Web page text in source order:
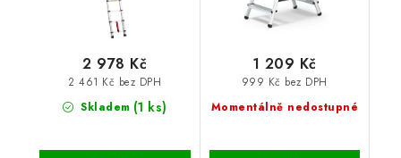
Skladem (1 ks)
2 461 Kč bez DPH
2 978 Kč
Momentálně nedostupné
999 Kč bez DPH
1 209 Kč